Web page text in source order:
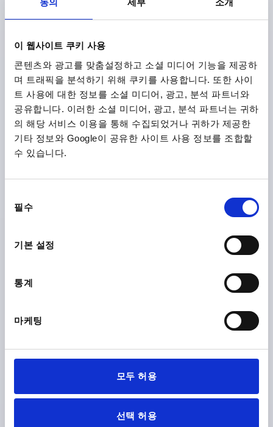
동의 세부 소개
이 웹사이트 쿠키 사용
콘텐츠와 광고를 맞춤설정하고 소셜 미디어 기능을 제공하
며 트래픽을 분석하기 위해 쿠키를 사용합니다. 또한 사이
트 사용에 대한 정보를 소셜 미디어, 광고, 분석 파트너와
공유합니다. 이러한 소셜 미디어, 광고, 분석 파트너는 귀하
의 해당 서비스 이용을 통해 수집되었거나 귀하가 제공한
기타 정보와 Google이 공유한 사이트 사용 정보를 조합할
수 있습니다.
필수
기본 설정
통계
마케팅
모두 허용
선택 허용
2) Battery compartment
POSITION INDICATOR BATTERY POWERED 100X52
PLASTIC
DESIGNATION=POSITION INDICATOR
Order number:K1906.01
plus sales tax
Discover our product range